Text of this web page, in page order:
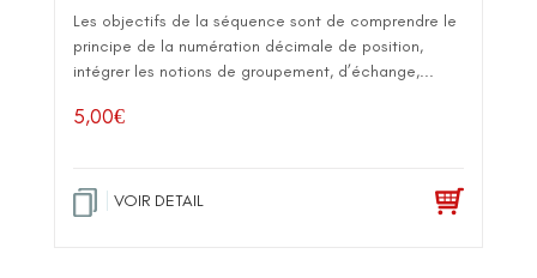
Les objectifs de la séquence sont de comprendre le
principe de la numération décimale de position,
intégrer les notions de groupement, d’échange,...
5,00€
VOIR DETAIL